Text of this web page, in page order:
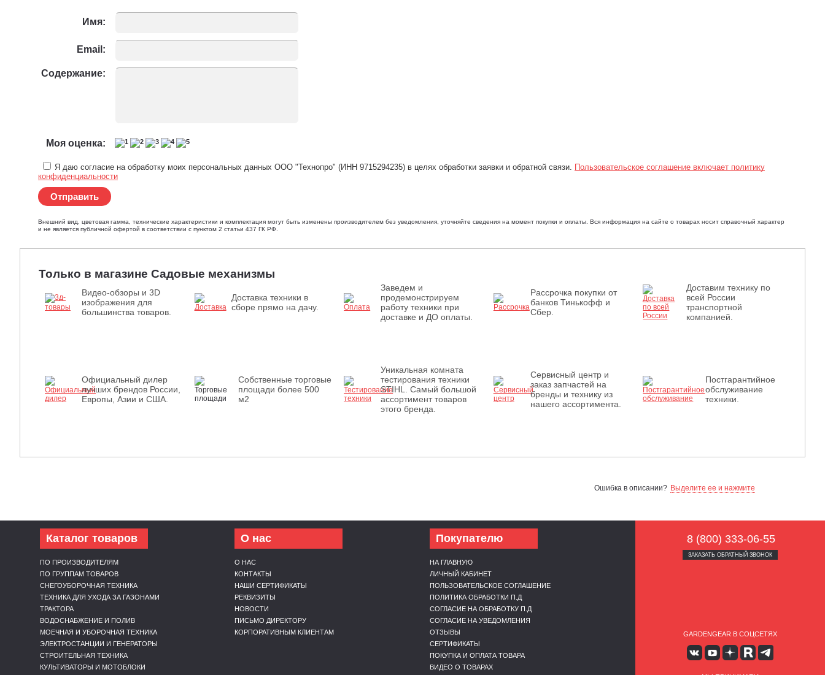
Имя:
Email:
Содержание:
Моя оценка:
Я даю согласие на обработку моих персональных данных ООО "Технопро" (ИНН 9715294235) в целях обработки заявки и обратной связи. Пользовательское соглашение включает политику
конфиденциальности
Отправить
Внешний вид, цветовая гамма, технические характеристики и комплектация могут быть изменены производителем без уведомления, уточняйте сведения на момент покупки и оплаты. Вся информация на сайте о товарах носит справочный характер
и не является публичной офертой в соответствии с пунктом 2 статьи 437 ГК РФ.
Только в магазине Садовые механизмы
Видео-обзоры и 3D
изображения для
большинства товаров.
Доставка техники в
сборе прямо на дачу.
Заведем и
продемонстрируем
работу техники при
доставке и ДО оплаты.
Рассрочка покупки от
банков Тинькофф и
Сбер.
Доставим технику по
всей России
транспортной
компанией.
Официальный дилер
лучших брендов России,
Европы, Азии и США.
Собственные торговые
площади более 500
м2
Уникальная комната
тестирования техники
STIHL. Самый большой
ассортимент товаров
этого бренда.
Сервисный центр и
заказ запчастей на
бренды и технику из
нашего ассортимента.
Постгарантийное
обслуживание
техники.
Ошибка в описании? Выделите ее и нажмите
Каталог товаров
ПО ПРОИЗВОДИТЕЛЯМ
ПО ГРУППАМ ТОВАРОВ
СНЕГОУБОРОЧНАЯ ТЕХНИКА
ТЕХНИКА ДЛЯ УХОДА ЗА ГАЗОНАМИ
ТРАКТОРА
ВОДОСНАБЖЕНИЕ И ПОЛИВ
МОЕЧНАЯ И УБОРОЧНАЯ ТЕХНИКА
ЭЛЕКТРОСТАНЦИИ И ГЕНЕРАТОРЫ
СТРОИТЕЛЬНАЯ ТЕХНИКА
КУЛЬТИВАТОРЫ И МОТОБЛОКИ
О нас
О НАС
КОНТАКТЫ
НАШИ СЕРТИФИКАТЫ
РЕКВИЗИТЫ
НОВОСТИ
ПИСЬМО ДИРЕКТОРУ
КОРПОРАТИВНЫМ КЛИЕНТАМ
Покупателю
НА ГЛАВНУЮ
ЛИЧНЫЙ КАБИНЕТ
ПОЛЬЗОВАТЕЛЬСКОЕ СОГЛАШЕНИЕ
ПОЛИТИКА ОБРАБОТКИ П.Д
СОГЛАСИЕ НА ОБРАБОТКУ П.Д
СОГЛАСИЕ НА УВЕДОМЛЕНИЯ
ОТЗЫВЫ
СЕРТИФИКАТЫ
ПОКУПКА И ОПЛАТА ТОВАРА
ВИДЕО О ТОВАРАХ
8 (800) 333-06-55
ЗАКАЗАТЬ ОБРАТНЫЙ ЗВОНОК
GARDENGEAR В СОЦСЕТЯХ